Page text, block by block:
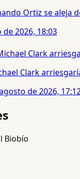
Ortiz se aleja
2026, 18:03
Clark
de 2026,
Biobío